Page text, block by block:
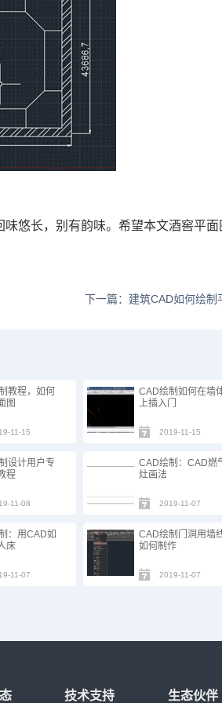
悠长，别有韵味。希望本文酒窖平面
下一篇：建筑CAD如何绘制
教程，如何
图
11-15
CAD绘制如何在墙
上插入门
2019-11-15
设计用户专
程
11-08
CAD绘制：CAD燃
灶画法
2019-11-07
：用CAD如
床
11-07
CAD绘制门洞用墙
如何制作
2019-11-07
技术支持 生态伙伴